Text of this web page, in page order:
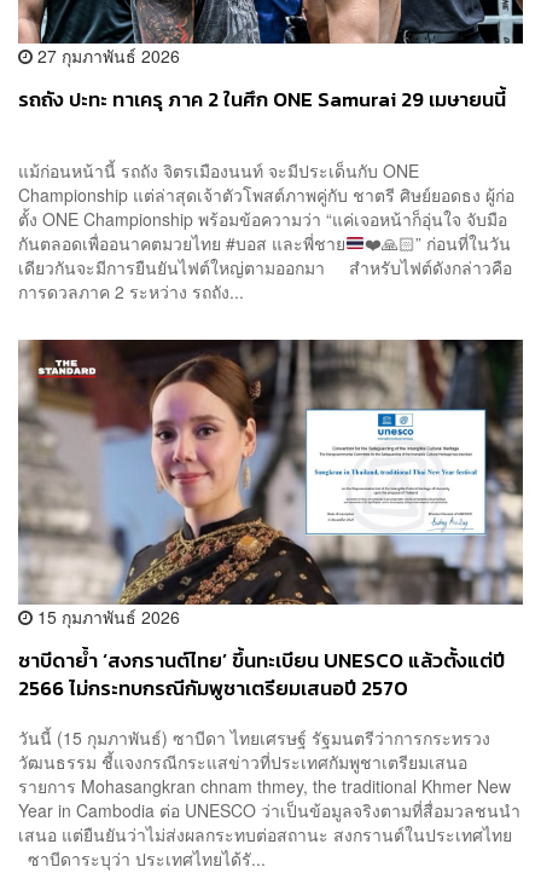
27 กุมภาพันธ์ 2026
รถถัง ปะทะ ทาเครุ ภาค 2 ในศึก ONE Samurai 29 เมษายนนี้
แม้ก่อนหน้านี้ รถถัง จิตรเมืองนนท์ จะมีประเด็นกับ ONE
Championship แต่ล่าสุดเจ้าตัวโพสต์ภาพคู่กับ ชาตรี ศิษย์ยอดธง ผู้ก่อ
ตั้ง ONE Championship พร้อมข้อความว่า “แค่เจอหน้าก็อุ่นใจ จับมือ
กันตลอดเพื่ออนาคตมวยไทย #บอส และพี่ชาย
❤️🙏🏻” ก่อนที่ในวัน
เดียวกันจะมีการยืนยันไฟต์ใหญ่ตามออกมา สำหรับไฟต์ดังกล่าวคือ
การดวลภาค 2 ระหว่าง รถถัง...
15 กุมภาพันธ์ 2026
ซาบีดาย้ำ ‘สงกรานต์ไทย’ ขึ้นทะเบียน UNESCO แล้วตั้งแต่ปี
2566 ไม่กระทบกรณีกัมพูชาเตรียมเสนอปี 2570
วันนี้ (15 กุมภาพันธ์) ซาบีดา ไทยเศรษฐ์ รัฐมนตรีว่าการกระทรวง
วัฒนธรรม ชี้แจงกรณีกระแสข่าวที่ประเทศกัมพูชาเตรียมเสนอ
รายการ Mohasangkran chnam thmey, the traditional Khmer New
Year in Cambodia ต่อ UNESCO ว่าเป็นข้อมูลจริงตามที่สื่อมวลชนนำ
เสนอ แต่ยืนยันว่าไม่ส่งผลกระทบต่อสถานะ สงกรานต์ในประเทศไทย
ซาบีดาระบุว่า ประเทศไทยได้รั...